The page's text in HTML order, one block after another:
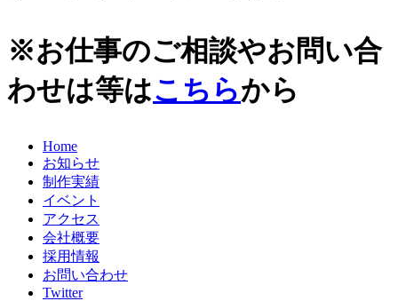
※お仕事のご相談やお問い合
わせは等はこちらから
Home
お知らせ
制作実績
イベント
アクセス
会社概要
採用情報
お問い合わせ
Twitter
広報誌、新聞媒体
ウェブ媒体
その他いろいろ
エンタメ・トレンド
2016年
2015年
2009年